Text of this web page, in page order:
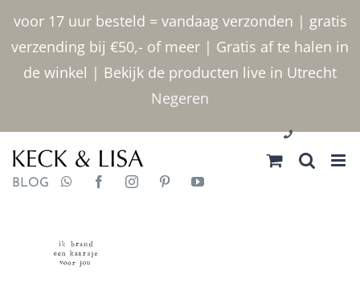
voor 17 uur besteld = vandaag verzonden | gratis
verzending bij €50,- of meer | Gratis af te halen in
de winkel | Bekijk de producten live in Utrecht
Negeren
inhoud
030 2400000
BLOG